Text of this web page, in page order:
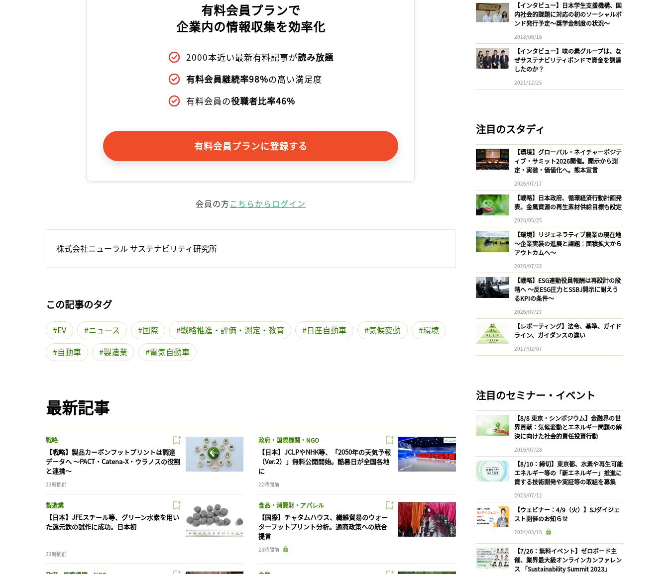
有料会員プランで
企業内の情報収集を効率化
2000本近い最新有料記事が読み放題
有料会員継続率98%の高い満足度
有料会員の役職者比率46%
有料会員プランに登録する
会員の方こちらからログイン
株式会社ニューラル サステナビリティ研究所
この記事のタグ
EV ニュース 国際 戦略推進・評価・測定・教育 日産自動車 気候変動
環境
自動車
製造業 電気自動車
最新記事
戦略
【戦略】製品カーボンフットプリントは調達
データへ 〜PACT・Catena-X・ウラノスの役割
と連携〜
22時間前
政府・国際機関・NGO
【日本】JCLPやNHK等、「2050年の天気予報
（Ver.2）」無料公開開始。酷暑日が全国各地
に
22時間前
製造業
【日本】JFEスチール等、グリーン水素を用い
た還元鉄の試作に成功。日本初
22時間前
食品・消費財・アパレル
【国際】チャタムハウス、繊維貿易のウォー
ターフットプリント分析。通商政策への統合
提言
23時間前
【インタビュー】日本学生支援機構、国
内社会的課題に対応の初のソーシャルボ
ンド発行予定〜奨学金制度の状況〜
2018/08/16
【インタビュー】味の素グループは、な
ぜサステナビリティボンドで資金を調達
したのか？
2021/12/25
注目のスタディ
【環境】グローバル・ネイチャーポジテ
ィブ・サミット2026開催。開示から測
定・実装・価値化へ。熊本宣言
2026/07/17
【戦略】日本政府、循環経済行動計画発
表。金属資源の再生素材供給目標も設定
2026/05/25
【環境】リジェネラティブ農業の現在地
〜企業実装の進展と課題：面積拡大から
アウトカムへ〜
2026/07/22
【戦略】ESG連動役員報酬は再設計の段
階へ 〜反ESG圧力とSSBJ開示に耐えう
るKPIの条件〜
2026/07/27
【レポーティング】法令、基準、ガイド
ライン、ガイダンスの違い
2017/02/07
注目のセミナー・イベント
【8/8 東京・シンポジウム】金融界の世
界貢献：気候変動とエネルギー問題の解
決に向けた社会的責任投資行動
2016/07/28
【8/10：締切】東京都、水素や再生可能
エネルギー等の「新エネルギー」推進に
資する技術開発や実証等の取組を募集
2023/07/12
【ウェビナー：4/9（火）】SJダイジェ
スト開催のお知らせ
2024/03/16
【7/26：無料イベント】ゼロボード主
催、業界最大級オンラインカンファレン
ス 「Sustainability Summit 2023」